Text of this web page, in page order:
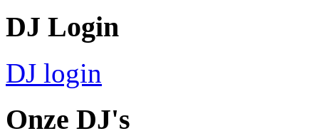
DJ Login
DJ login
Onze DJ's